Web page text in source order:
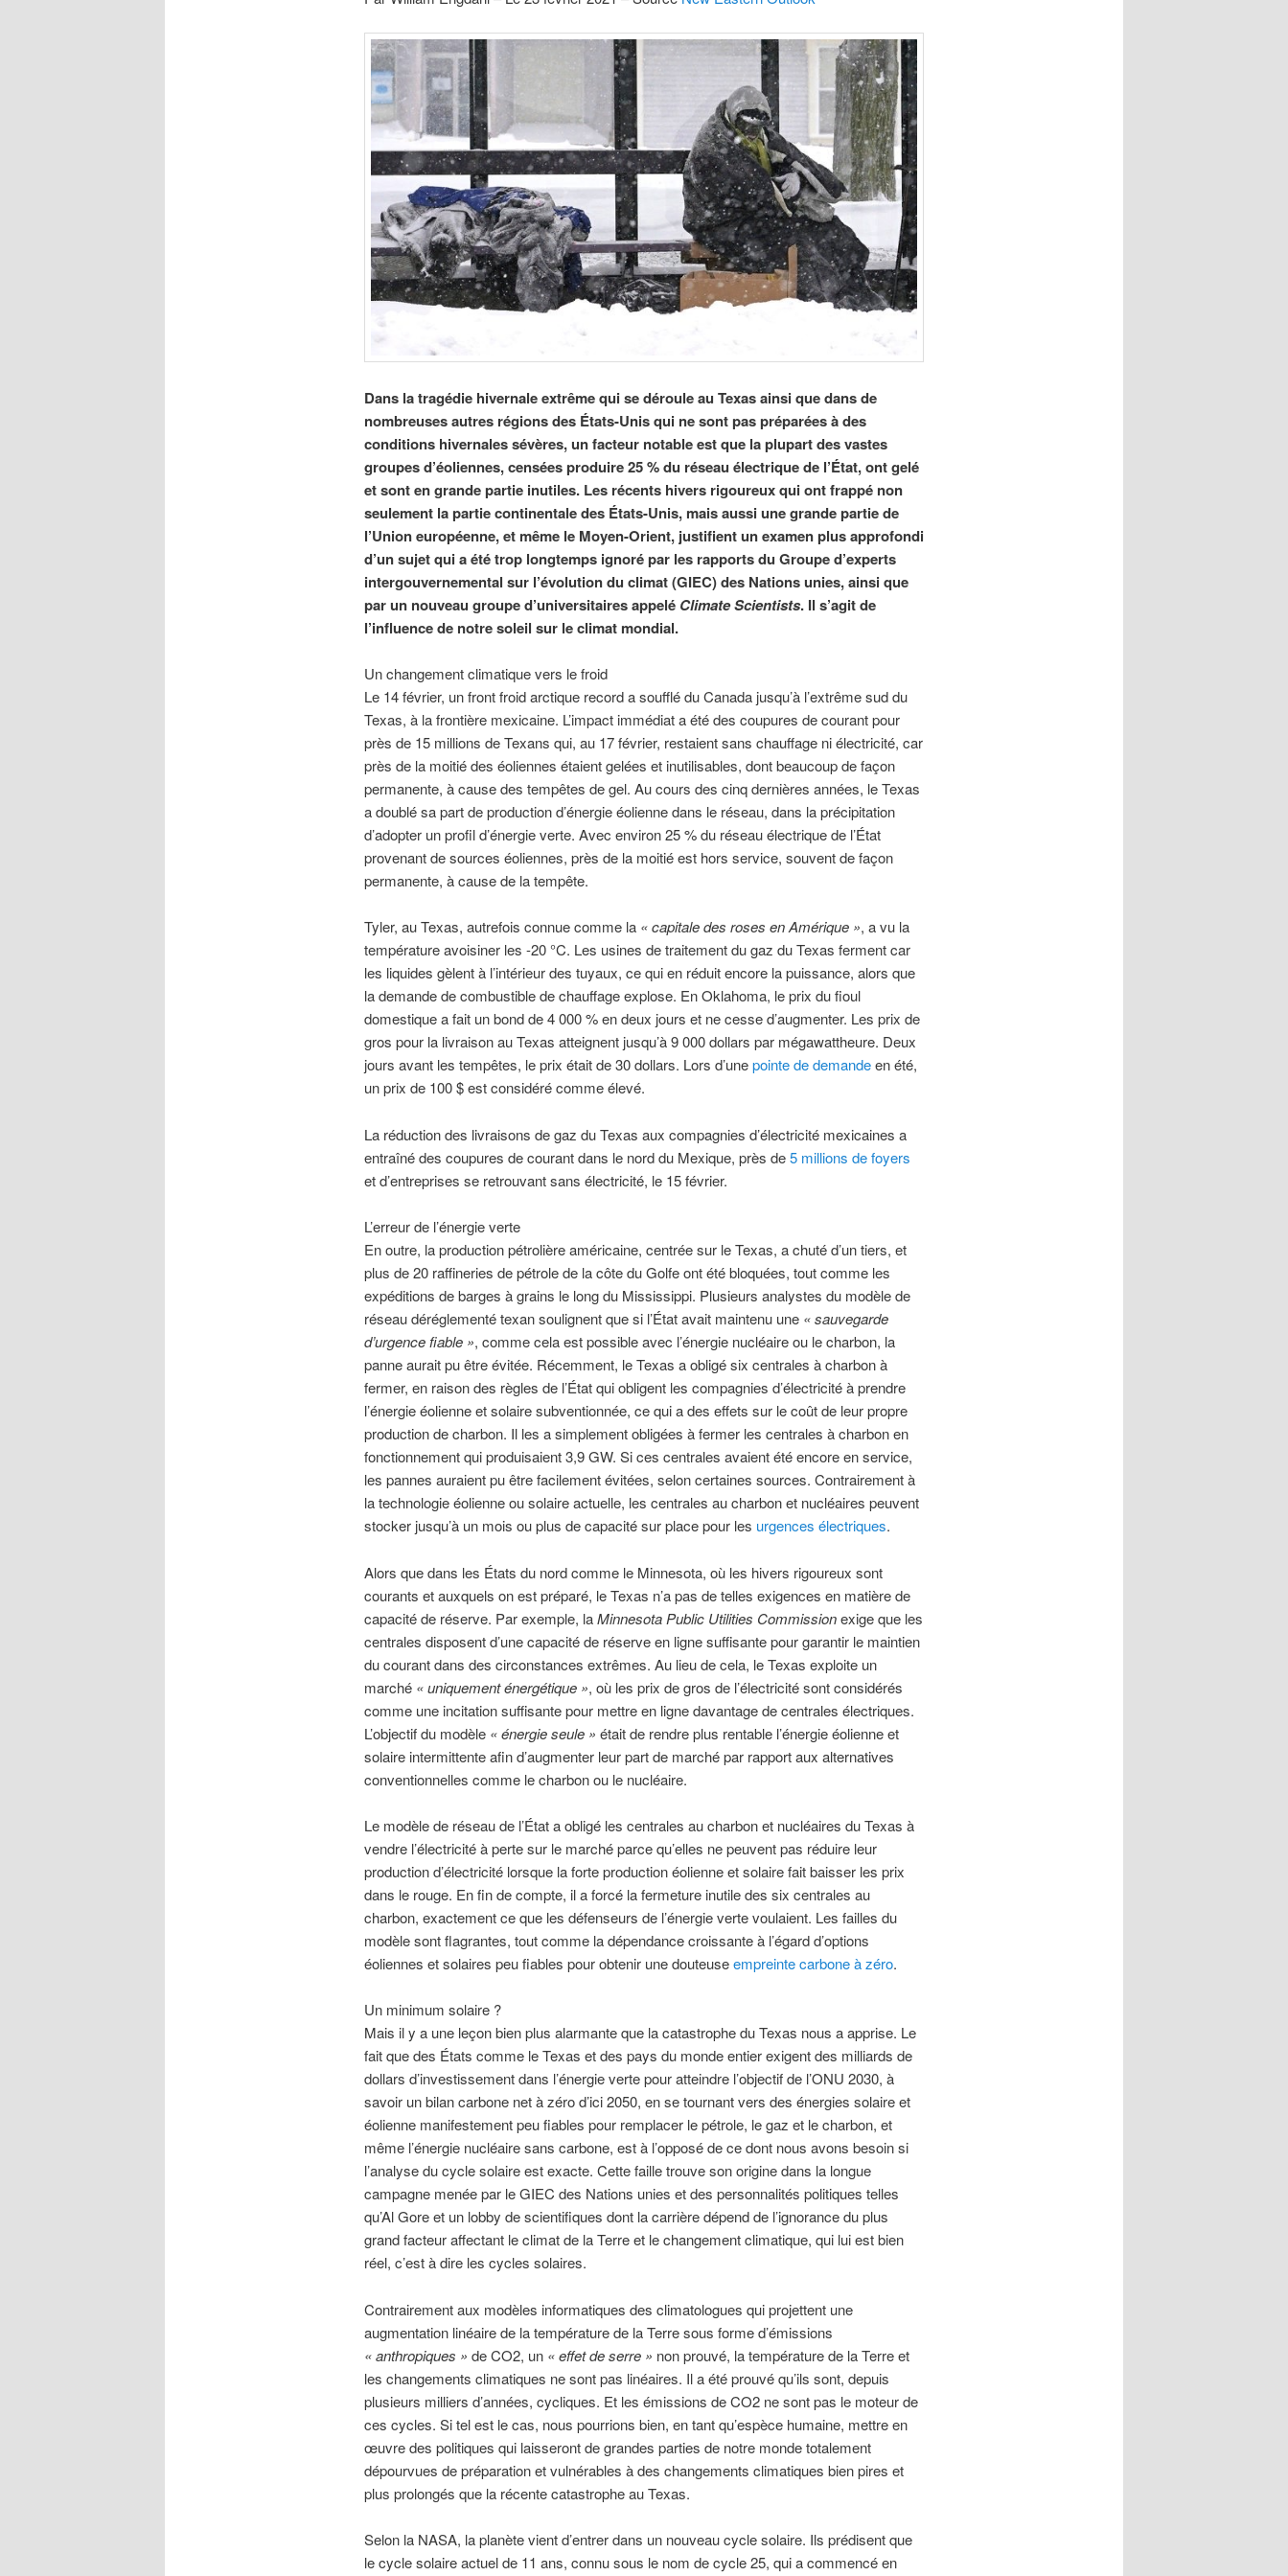
Dans la tragédie hivernale extrême qui se déroule au Texas ainsi que dans de
nombreuses autres régions des États-Unis qui ne sont pas préparées à des
conditions hivernales sévères, un facteur notable est que la plupart des vastes
groupes d’éoliennes, censées produire 25 % du réseau électrique de l’État, ont gelé
et sont en grande partie inutiles. Les récents hivers rigoureux qui ont frappé non
seulement la partie continentale des États-Unis, mais aussi une grande partie de
l’Union européenne, et même le Moyen-Orient, justifient un examen plus approfondi
d’un sujet qui a été trop longtemps ignoré par les rapports du Groupe d’experts
intergouvernemental sur l’évolution du climat (GIEC) des Nations unies, ainsi que
par un nouveau groupe d’universitaires appelé Climate Scientists. Il s’agit de
l’influence de notre soleil sur le climat mondial.
Un changement climatique vers le froid
Le 14 février, un front froid arctique record a soufflé du Canada jusqu’à l’extrême sud du
Texas, à la frontière mexicaine. L’impact immédiat a été des coupures de courant pour
près de 15 millions de Texans qui, au 17 février, restaient sans chauffage ni électricité, car
près de la moitié des éoliennes étaient gelées et inutilisables, dont beaucoup de façon
permanente, à cause des tempêtes de gel. Au cours des cinq dernières années, le Texas
a doublé sa part de production d’énergie éolienne dans le réseau, dans la précipitation
d’adopter un profil d’énergie verte. Avec environ 25 % du réseau électrique de l’État
provenant de sources éoliennes, près de la moitié est hors service, souvent de façon
permanente, à cause de la tempête.
Tyler, au Texas, autrefois connue comme la « capitale des roses en Amérique », a vu la
température avoisiner les -20 °C. Les usines de traitement du gaz du Texas ferment car
les liquides gèlent à l’intérieur des tuyaux, ce qui en réduit encore la puissance, alors que
la demande de combustible de chauffage explose. En Oklahoma, le prix du fioul
domestique a fait un bond de 4 000 % en deux jours et ne cesse d’augmenter. Les prix de
gros pour la livraison au Texas atteignent jusqu’à 9 000 dollars par mégawattheure. Deux
jours avant les tempêtes, le prix était de 30 dollars. Lors d’unepointe de demandeen été,
un prix de 100 $ est considéré comme élevé.
La réduction des livraisons de gaz du Texas aux compagnies d’électricité mexicaines a
entraîné des coupures de courant dans le nord du Mexique, près de5 millions de foyers
et d’entreprises se retrouvant sans électricité, le 15 février.
L’erreur de l’énergie verte
En outre, la production pétrolière américaine, centrée sur le Texas, a chuté d’un tiers, et
plus de 20 raffineries de pétrole de la côte du Golfe ont été bloquées, tout comme les
expéditions de barges à grains le long du Mississippi. Plusieurs analystes du modèle de
réseau déréglementé texan soulignent que si l’État avait maintenu une « sauvegarde
d’urgence fiable », comme cela est possible avec l’énergie nucléaire ou le charbon, la
panne aurait pu être évitée. Récemment, le Texas a obligé six centrales à charbon à
fermer, en raison des règles de l’État qui obligent les compagnies d’électricité à prendre
l’énergie éolienne et solaire subventionnée, ce qui a des effets sur le coût de leur propre
production de charbon. Il les a simplement obligées à fermer les centrales à charbon en
fonctionnement qui produisaient 3,9 GW. Si ces centrales avaient été encore en service,
les pannes auraient pu être facilement évitées, selon certaines sources. Contrairement à
la technologie éolienne ou solaire actuelle, les centrales au charbon et nucléaires peuvent
stocker jusqu’à un mois ou plus de capacité sur place pour les urgences électriques.
Alors que dans les États du nord comme le Minnesota, où les hivers rigoureux sont
courants et auxquels on est préparé, le Texas n’a pas de telles exigences en matière de
capacité de réserve. Par exemple, laMinnesota Public Utilities Commissionexige que les
centrales disposent d’une capacité de réserve en ligne suffisante pour garantir le maintien
du courant dans des circonstances extrêmes. Au lieu de cela, le Texas exploite un
marché « uniquement énergétique », où les prix de gros de l’électricité sont considérés
comme une incitation suffisante pour mettre en ligne davantage de centrales électriques.
L’objectif du modèle « énergie seule » était de rendre plus rentable l’énergie éolienne et
solaire intermittente afin d’augmenter leur part de marché par rapport aux alternatives
conventionnelles comme le charbon ou le nucléaire.
Le modèle de réseau de l’État a obligé les centrales au charbon et nucléaires du Texas à
vendre l’électricité à perte sur le marché parce qu’elles ne peuvent pas réduire leur
production d’électricité lorsque la forte production éolienne et solaire fait baisser les prix
dans le rouge. En fin de compte, il a forcé la fermeture inutile des six centrales au
charbon, exactement ce que les défenseurs de l’énergie verte voulaient. Les failles du
modèle sont flagrantes, tout comme la dépendance croissante à l’égard d’options
éoliennes et solaires peu fiables pour obtenir une douteuseempreinte carbone à zéro.
Un minimum solaire ?
Mais il y a une leçon bien plus alarmante que la catastrophe du Texas nous a apprise. Le
fait que des États comme le Texas et des pays du monde entier exigent des milliards de
dollars d’investissement dans l’énergie verte pour atteindre l’objectif de l’ONU 2030, à
savoir un bilan carbone net à zéro d’ici 2050, en se tournant vers des énergies solaire et
éolienne manifestement peu fiables pour remplacer le pétrole, le gaz et le charbon, et
même l’énergie nucléaire sans carbone, est à l’opposé de ce dont nous avons besoin si
l’analyse du cycle solaire est exacte. Cette faille trouve son origine dans la longue
campagne menée par le GIEC des Nations unies et des personnalités politiques telles
qu’Al Gore et un lobby de scientifiques dont la carrière dépend de l’ignorance du plus
grand facteur affectant le climat de la Terre et le changement climatique, qui lui est bien
réel, c’est à dire les cycles solaires.
Contrairement aux modèles informatiques des climatologues qui projettent une
augmentation linéaire de la température de la Terre sous forme d’émissions
« anthropiques » de CO2, un « effet de serre » non prouvé, la température de la Terre et
les changements climatiques ne sont pas linéaires. Il a été prouvé qu’ils sont, depuis
plusieurs milliers d’années, cycliques. Et les émissions de CO2 ne sont pas le moteur de
ces cycles. Si tel est le cas, nous pourrions bien, en tant qu’espèce humaine, mettre en
œuvre des politiques qui laisseront de grandes parties de notre monde totalement
dépourvues de préparation et vulnérables à des changements climatiques bien pires et
plus prolongés que la récente catastrophe au Texas.
Selon la NASA, la planète vient d’entrer dans un nouveau cycle solaire. Ils prédisent que
le cycle solaire actuel de 11 ans, connu sous le nom de cycle 25, qui a commencé en